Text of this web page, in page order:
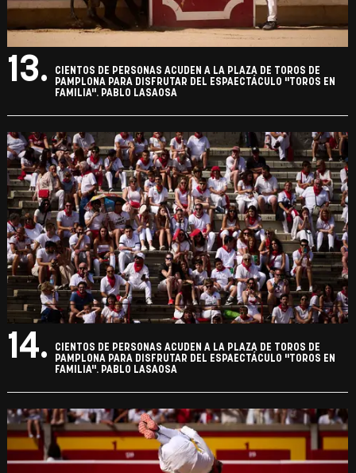
13.
CIENTOS DE PERSONAS ACUDEN A LA PLAZA DE TOROS DE
PAMPLONA PARA DISFRUTAR DEL ESPAECTÁCULO "TOROS EN
FAMILIA". PABLO LASAOSA
14.
CIENTOS DE PERSONAS ACUDEN A LA PLAZA DE TOROS DE
PAMPLONA PARA DISFRUTAR DEL ESPAECTÁCULO "TOROS EN
FAMILIA". PABLO LASAOSA